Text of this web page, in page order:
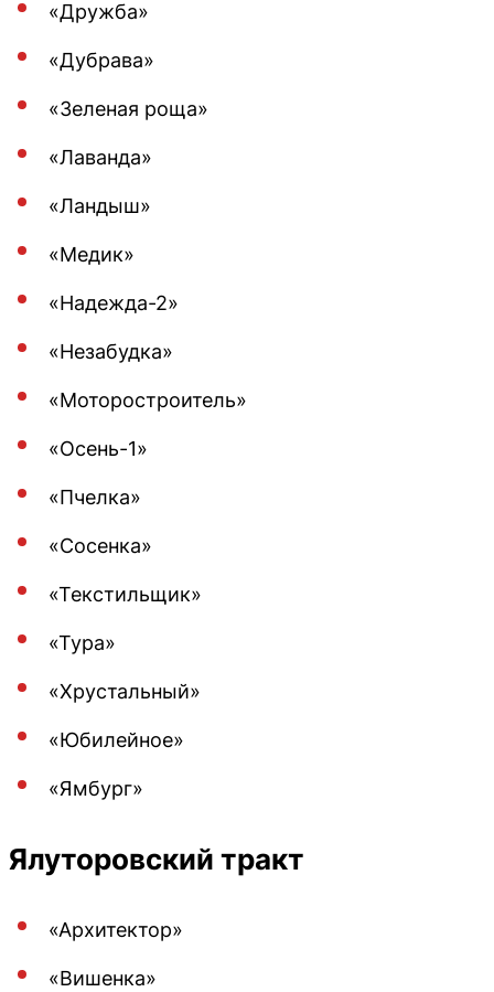
«Дружба»
«Дубрава»
«Зеленая роща»
«Лаванда»
«Ландыш»
«Медик»
«Надежда-2»
«Незабудка»
«Моторостроитель»
«Осень-1»
«Пчелка»
«Сосенка»
«Текстильщик»
«Тура»
«Хрустальный»
«Юбилейное»
«Ямбург»
Ялуторовский тракт
«Архитектор»
«Вишенка»